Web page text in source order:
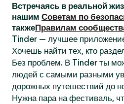
Встречаясь в реальной
нашим Советам по
такжеПравилам
Tinder — лучшее
Хочешь найти тех, кто
Без проблем. В Tinder ты
людей с самыми разными
дорожных путешествий до
Нужна пара на фестиваль,